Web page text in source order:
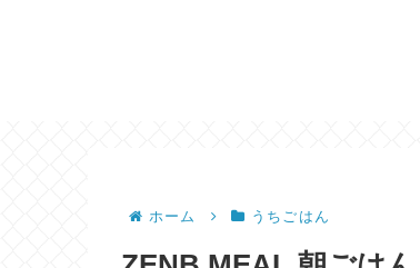
ホーム うちごはん